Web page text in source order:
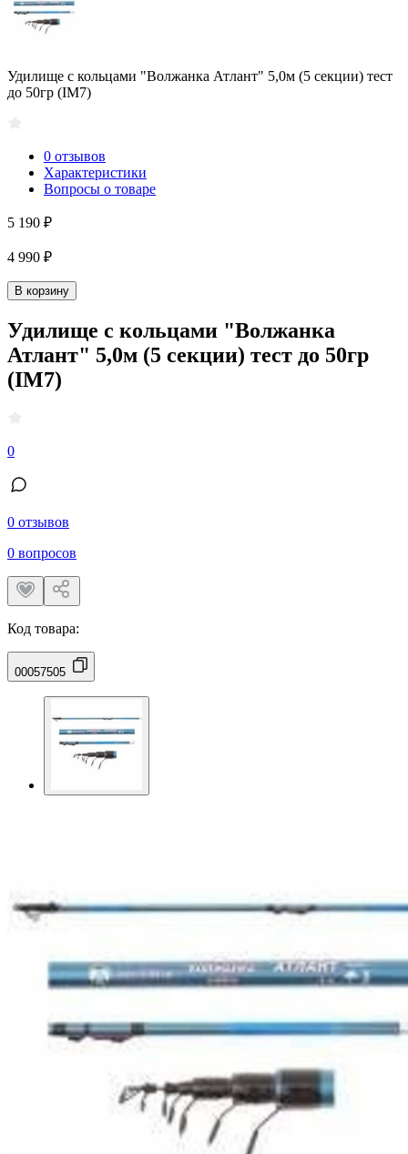
Удилище с кольцами "Волжанка Атлант" 5,0м (5 секции) тест
до 50гр (IM7)
0 отзывов
Характеристики
Вопросы о товаре
5 190 ₽
4 990 ₽
В корзину
Удилище с кольцами "Волжанка
Атлант" 5,0м (5 секции) тест до 50гр
(IM7)
0
0 отзывов
0 вопросов
Код товара:
00057505